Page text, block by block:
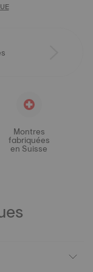
Montres
fabriquées
en Suisse